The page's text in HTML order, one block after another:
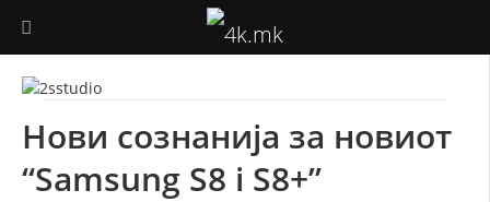
ФОТОГРАФИЈА
ВИДЕО ПРОДУКЦИЈА
ДРОНОВИ
Нови сознанија за новиот
“Samsung S8 i S8+”